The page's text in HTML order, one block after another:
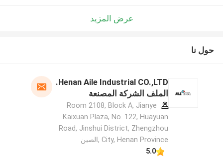
عرض المزيد
حول نا
Henan Aile Industrial CO.,LTD.
الملف الشركة المصنعة
Room 2108, Block A, Jianye
Kaixuan Plaza, No. 122, Huayuan
Road, Jinshui District, Zhengzhou
City, Henan Province ,الصين
5.0